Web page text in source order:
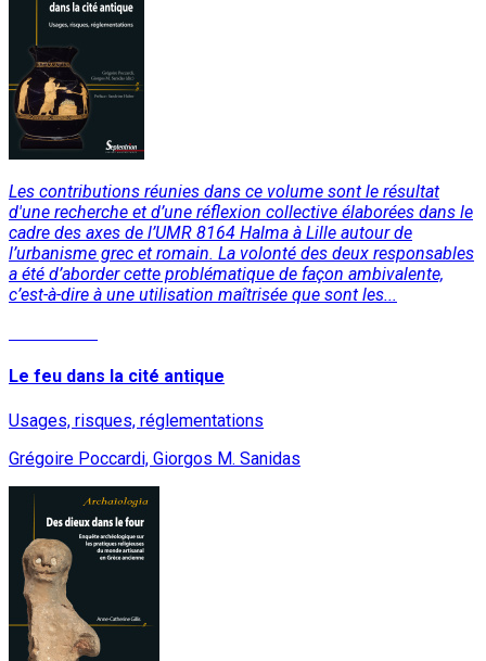
Les contributions réunies dans ce volume sont le résultat
d'une recherche et d’une réflexion collective élaborées dans le
cadre des axes de l’UMR 8164 Halma à Lille autour de
l’urbanisme grec et romain. La volonté des deux responsables
a été d’aborder cette problématique de façon ambivalente,
c’est-à-dire à une utilisation maîtrisée que sont les...
Le feu dans la cité antique
Usages, risques, réglementations
Grégoire Poccardi, Giorgos M. Sanidas